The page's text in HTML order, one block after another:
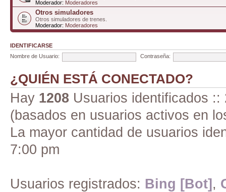
Moderador: Moderadores
Otros simuladores
Otros simuladores de trenes.
Moderador: Moderadores
IDENTIFICARSE
Nombre de Usuario:
Contraseña:
¿QUIÉN ESTÁ CONECTADO?
Hay 1208 Usuarios identificados
(basados en usuarios activos en
La mayor cantidad de usuarios
7:00 pm
Usuarios registrados: Bing [Bot] ,